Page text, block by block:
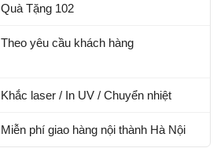
Quà Tặng 102
Theo yêu cầu khách hàng
Khắc laser / In UV / Chuyển nhiệt
Miễn phí giao hàng nội thành Hà Nội